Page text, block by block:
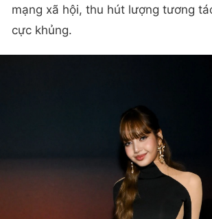
mạng xã hội, thu hút lượng tương
cực khủng.